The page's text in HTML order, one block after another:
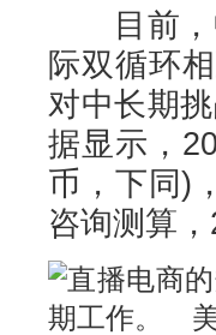
目前，
际双循环
对中长期
据显示，
币，下同)
咨询测算